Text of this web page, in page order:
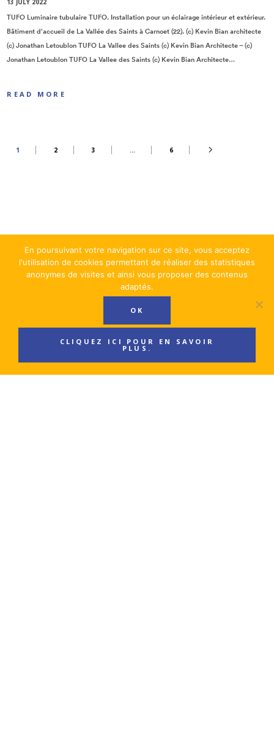
TUFO Luminaire tubulaire TUFO. Installation pour un éclairage intérieur et extérieur.
Bâtiment d’accueil de La Vallée des Saints à Carnoet (22). (c) Kevin Bian architecte
(c) Jonathan Letoublon TUFO La Vallee des Saints (c) Kevin Bian Architecte – (c)
Jonathan Letoublon TUFO La Vallee des Saints (c) Kevin Bian Architecte…
READ MORE
1 2 3 … 6
En poursuivant votre navigation sur ce site, vous acceptez
l'utilisation de cookies permettant de réaliser des statistiques
anonymes de visites et ainsi vous proposer des contenus
adaptés.
OK
CLIQUEZ ICI POUR EN SAVOIR
PLUS.